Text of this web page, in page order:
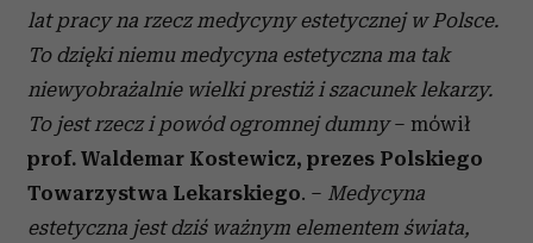
lat pracy na rzecz medycyny estetycznej w Polsce.
To dzięki niemu medycyna estetyczna ma tak
niewyobrażalnie wielki prestiż i szacunek lekarzy.
To jest rzecz i powód ogromnej dumny– mówił
prof. Waldemar Kostewicz, prezes Polskiego
Towarzystwa Lekarskiego. – Medycyna
estetyczna jest dziś ważnym elementem świata,